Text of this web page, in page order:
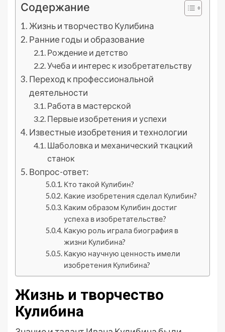
Содержание
Жизнь и творчество Кулибина
Ранние годы и образование
Рождение и детство
Учеба и интерес к изобретательству
Переход к профессиональной
деятельности
Работа в мастерской
Первые изобретения и успехи
Известные изобретения и технологии
Шаболовка и механический ткацкий
станок
Вопрос-ответ:
Кто такой Кулибин?
Какие изобретения сделал Кулибин?
Каким образом Кулибин достиг
успеха в изобретательстве?
Какую роль играла биография в
жизни Кулибина?
Какую научную ценность имели
изобретения Кулибина?
Жизнь и творчество
Кулибина